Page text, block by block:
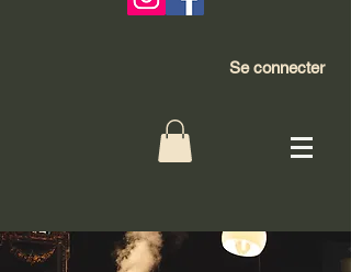
Se connecter